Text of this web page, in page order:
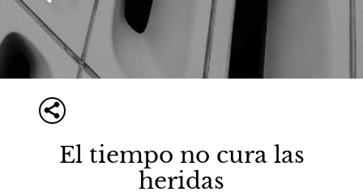
El tiempo no cura las
heridas